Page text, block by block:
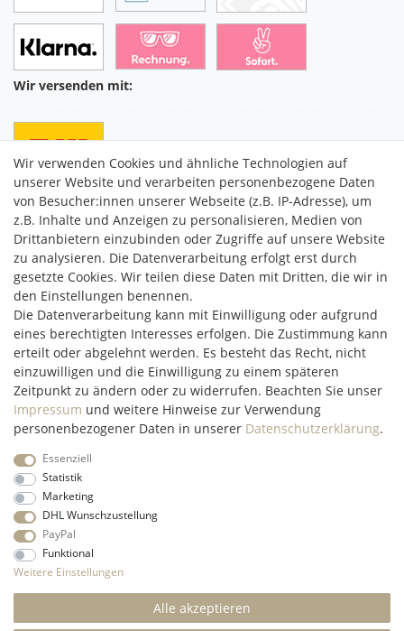
Wir versenden mit:
C2M COMMERCE GmbH
Hüttenheim 119
97348 Willanzheim
Mo-Fr: 09:00 - 14:00 Uhr
service@c2m-commerce.com
Persönlich:093 26 - 97 97 90
Impressum
Vertrag widerrufen
* Alle Preise inkl. gesetzl. Mehrwertsteuer und ohne
Versandkosten innerhalb Deutschlands, wenn nicht anders
beschrieben
© 2022 C2M COMMERCE Onlineshop - All Rights
Wir verwenden Cookies und ähnliche Technologien auf
unserer Website und verarbeiten personenbezogene Daten
von Besucher:innen unserer Webseite (z.B. IP-Adresse), um
z.B. Inhalte und Anzeigen zu personalisieren, Medien von
Drittanbietern einzubinden oder Zugriffe auf unsere Website
zu analysieren. Die Datenverarbeitung erfolgt erst durch
gesetzte Cookies. Wir teilen diese Daten mit Dritten, die wir in
den Einstellungen benennen.
Die Datenverarbeitung kann mit Einwilligung oder aufgrund
eines berechtigten Interesses erfolgen. Die Zustimmung kann
erteilt oder abgelehnt werden. Es besteht das Recht, nicht
einzuwilligen und die Einwilligung zu einem späteren
Zeitpunkt zu ändern oder zu widerrufen. Beachten Sie unser
Impressum und weitere Hinweise zur Verwendung
personenbezogener Daten in unserer Daten­schutz­erklärung.
Essenziell
Statistik
Marketing
DHL Wunschzustellung
PayPal
Funktional
Weitere Einstellungen
Alle akzeptieren